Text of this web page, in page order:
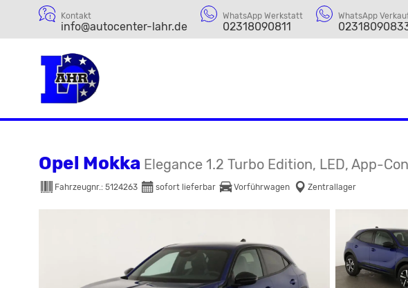
Kontakt
info@autocenter-lahr.de
WhatsApp Werkstatt
02318090811
WhatsApp
Opel Mokka Elegance 1.2 Turbo Edition, LED, App-
Fahrzeugnr.: 5124263 sofort lieferbar Vorführwagen Zentrallager